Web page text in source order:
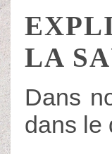
LA
Dans
dans le